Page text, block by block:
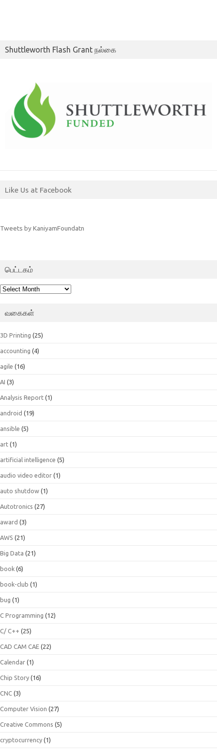
Shuttleworth Flash Grant நல்கை
Like Us at Facebook
Tweets by KaniyamFoundatn
பெட்டகம்
பெட்டகம்
வகைகள்
3D Printing (25)
accounting (4)
agile (16)
AI (3)
Analysis Report (1)
android (19)
ansible (5)
art (1)
artificial intelligence (5)
audio video editor (1)
auto shutdow (1)
Autotronics (27)
award (3)
AWS (21)
Big Data (21)
book (6)
book-club (1)
bug (1)
C Programming (12)
C/ C++ (25)
CAD CAM CAE (22)
Calendar (1)
Chip Story (16)
CNC (3)
Computer Vision (27)
Creative Commons (5)
cryptocurrency (1)